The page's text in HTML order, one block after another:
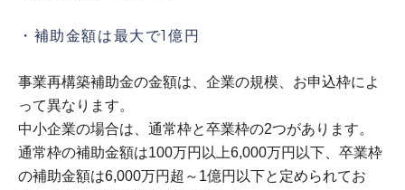
・補助金額は最大で1億円
事業再構築補助金の金額は、企業の規模、お申込枠によ
って異なります。
中小企業の場合は、通常枠と卒業枠の2つがあります。
通常枠の補助金額は100万円以上6,000万円以下、卒業枠
の補助金額は6,000万円超～1億円以下と定められてお